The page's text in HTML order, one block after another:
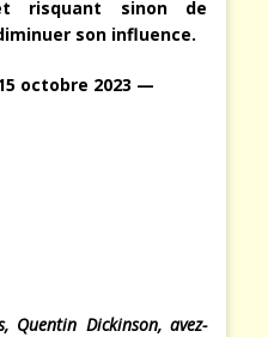
risquant sinon de
son influence.
octobre 2023 —
Quentin Dickinson, avez-